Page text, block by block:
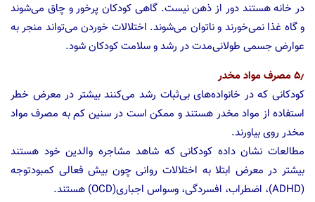
در خانه هستند دور از ذهن نیست. گاهی کودکان پرخور و چاق می‌شوند
و گاه غذا نمی‌خورند و ناتوان می‌شوند. اختلالات خوردن می‌تواند منجر به
عوارض جسمی طولانی‌مدت در رشد و سلامت کودکان شود.
۵٫ مصرف مواد مخدر
کودکانی که در خانواده‌های بی‌ثبات رشد می‌کنند بیشتر در معرض خطر
استفاده از مواد مخدر هستند و ممکن است در سنین کم به مصرف مواد
مخدر روی بیاورند.
مطالعات نشان داده کودکانی که شاهد مشاجره والدین خود هستند
بیشتر در معرض ابتلا به اختلالات روانی چون بیش فعالی کمبودتوجه
(ADHD)، اضطراب، افسردگی، وسواس اجباری(OCD) هستند.